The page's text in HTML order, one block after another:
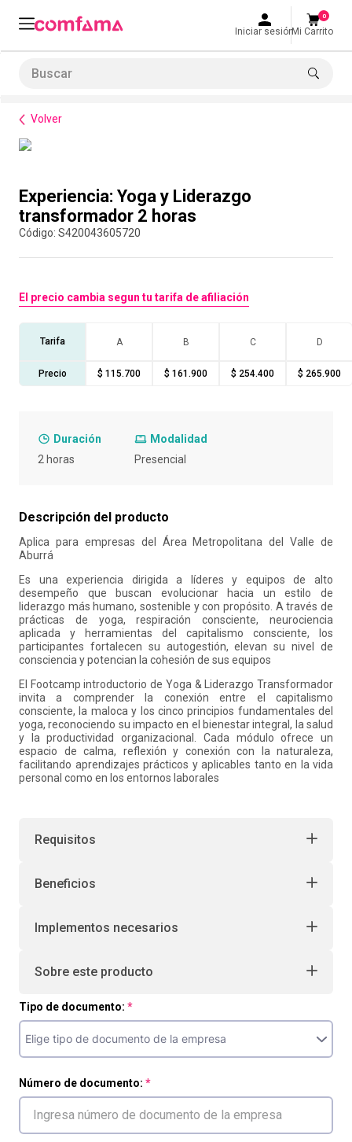
Iniciar sesiónMi Carrito
0
Volver
Experiencia: Yoga y Liderazgo
transformador 2 horas
: S420043605720
El precio cambia segun tu tarifa de afiliación
Tarifa A B C D
Precio $ 115.700 $ 161.900 $ 254.400 $ 265.900
Duración
2 horas
Modalidad
Presencial
Descripción del producto
Aplica para empresas del Área Metropolitana del Valle de
Aburrá
Es una experiencia dirigida a líderes y equipos de alto
desempeño que buscan evolucionar hacia un estilo de
liderazgo más humano, sostenible y con propósito. A través de
prácticas de yoga, respiración consciente, neurociencia
aplicada y herramientas del capitalismo consciente, los
participantes fortalecen su autogestión, elevan su nivel de
consciencia y potencian la cohesión de sus equipos
El Footcamp introductorio de Yoga & Liderazgo Transformador
invita a comprender la conexión entre el capitalismo
consciente, la maloca y los cinco principios fundamentales del
yoga, reconociendo su impacto en el bienestar integral, la salud
y la productividad organizacional. Cada módulo ofrece un
espacio de calma, reflexión y conexión con la naturaleza,
facilitando aprendizajes prácticos y aplicables tanto en la vida
personal como en los entornos laborales
Requisitos
Beneficios
Implementos necesarios
Sobre este producto
Tipo de documento:
Número de documento:
4.
bolos
5 .
8.
torneo bolos